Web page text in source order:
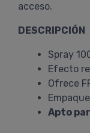
acceso.
DESCRIPCIÓN
Spray
Efecto
Ofrece
Apto